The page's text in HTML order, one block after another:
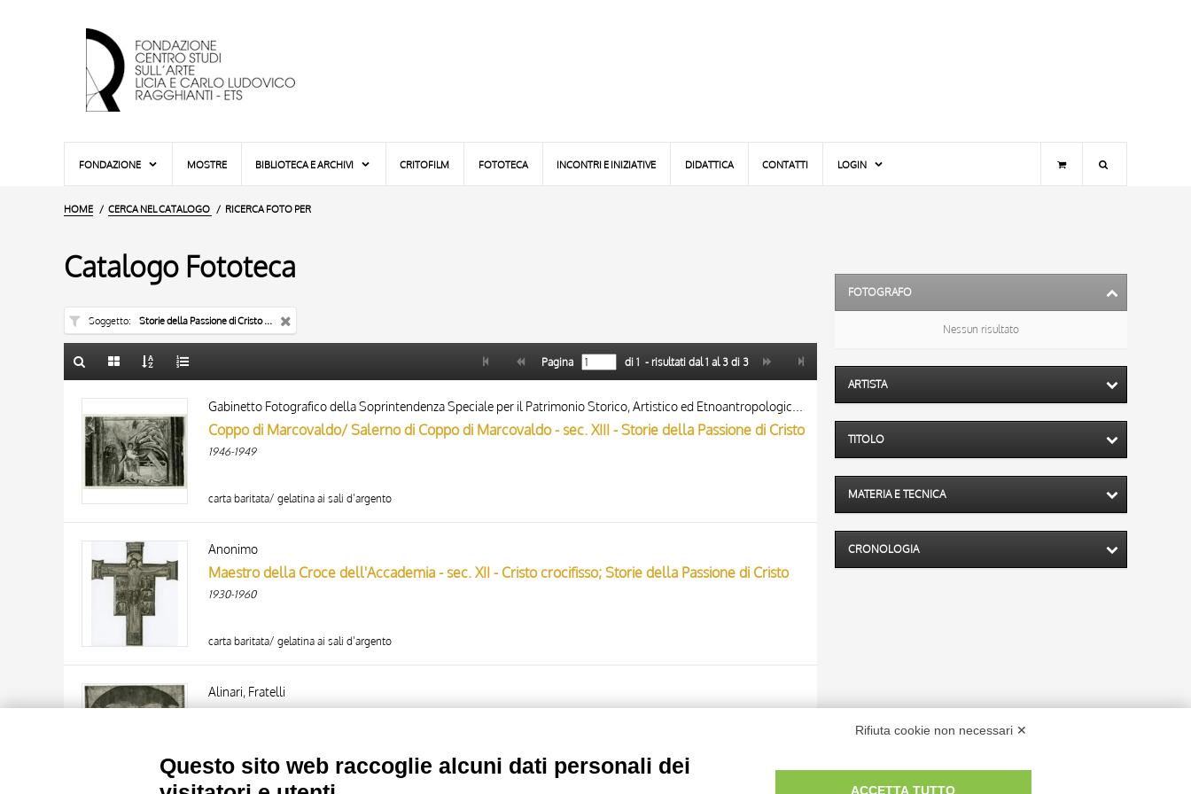
FONDAZIONE MOSTRE BIBLIOTECA E ARCHIVI CRITOFILM FOTOTECA INCONTRI E INIZIATIVE DIDATTICA CONTATTI LOGIN
HOME CERCA NEL CATALOGO RICERCA FOTO PER
Catalogo Fototeca
Soggetto Storie della Passione di Cristo - croce dipinta
AUTORE
ARTISTA
MATERIA E TECNICA
10 RISULTATI
20 RISULTATI
Pagina di 1 - risultati dal1 al 3di 3
Coppo di Marcovaldo/ Salerno di Coppo di Marcovaldo - sec. XIII - Storie della Passione di Cristo
1946-1949
carta baritata/ gelatina ai sali d’argento
Anonimo
Maestro della Croce dell'Accademia - sec. XII - Cristo crocifisso; Storie della Passione di Cristo
1930-1960
carta baritata/ gelatina ai sali d’argento
Alinari, Fratelli
carta baritata/ gelatina ai sali d’argento
TITOLO
AUTORE
DATA
10 RISULTATI
20 RISULTATI
FOTOGRAFO
Nessun risultato
ARTISTA
TITOLO
MATERIA E TECNICA
CRONOLOGIA
Rifiuta cookie non necessari ✕
Questo sito web raccoglie alcuni dati personali dei
ACCETTA TUTTO